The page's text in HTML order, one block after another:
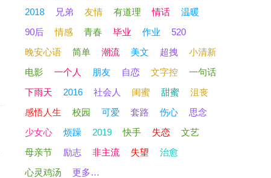
2018
兄弟 友情 有道理 情话
温暖
90后
情感 青春 毕业 作业
520
晚安心语
简单 潮流 美文 超拽
小清新
电影
一个人 朋友 自恋 文字控
一句话
下雨天
2016 社会人 闺蜜 甜蜜
沮丧
感悟人生
校园 可爱 套路 伤心
思念
少女心
烦躁 2019 快手 失恋
文艺
母亲节
励志 非主流 失望
治愈
心灵鸡汤
更多…